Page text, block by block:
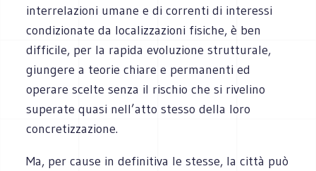
interrelazioni umane e di correnti di interessi
condizionate da localizzazioni fisiche, è ben
difficile, per la rapida evoluzione strutturale,
giungere a teorie chiare e permanenti ed
operare scelte senza il rischio che si rivelino
superate quasi nell’atto stesso della loro
concretizzazione.
Ma, per cause in definitiva le stesse, la città può